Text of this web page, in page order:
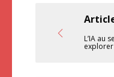
L’IA au
explorer